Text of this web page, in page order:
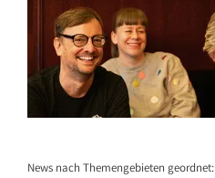
News nach Themengebieten geordnet: